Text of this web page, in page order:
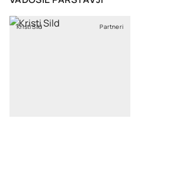
Kristi Sild Partneri